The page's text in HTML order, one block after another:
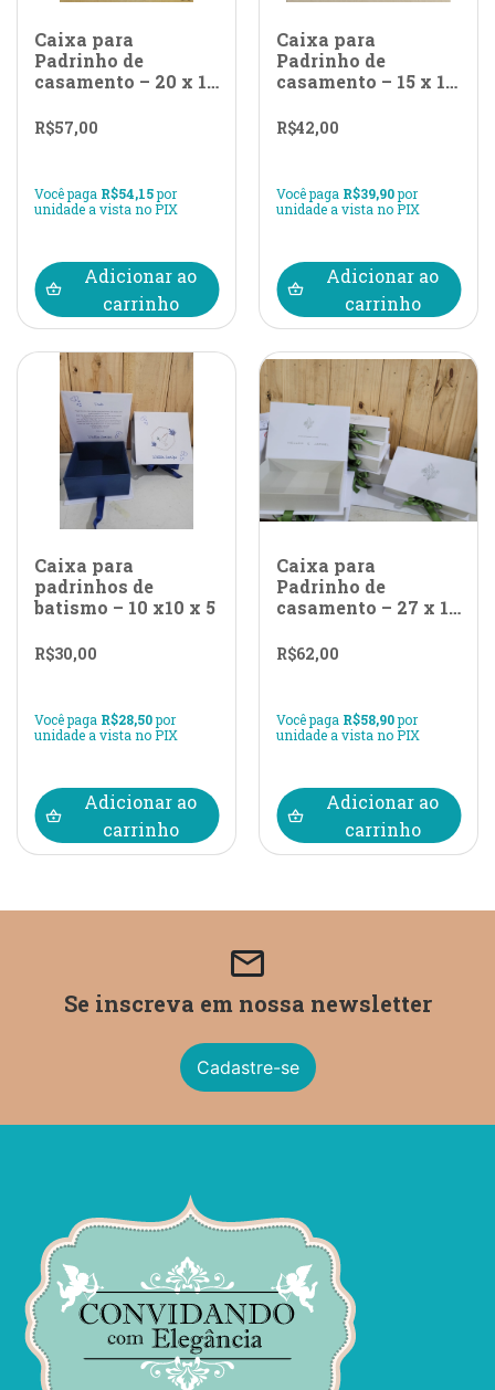
Caixa para
Padrinho de
casamento – 20 x 15
tampa
R$57,00
Você paga R$54,15por
unidade a vista no PIX
Adicionar ao
carrinho
Caixa para
Padrinho de
casamento – 15 x 15
R$42,00
Você paga R$39,90por
unidade a vista no PIX
Adicionar ao
carrinho
Caixa para
padrinhos de
batismo – 10 x10 x 5
R$30,00
Você paga R$28,50por
unidade a vista no PIX
Adicionar ao
carrinho
Caixa para
Padrinho de
casamento – 27 x 19
R$62,00
Você paga R$58,90por
unidade a vista no PIX
Adicionar ao
carrinho
email
Se inscreva em nossa newsletter
Cadastre-se